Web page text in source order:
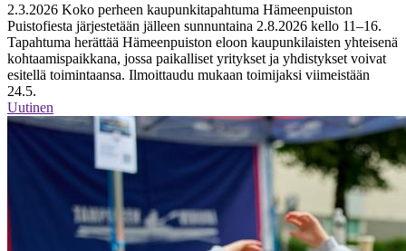
2.3.2026 Koko perheen kaupunkitapahtuma Hämeenpuiston
Puistofiesta järjestetään jälleen sunnuntaina 2.8.2026 kello 11–16.
Tapahtuma herättää Hämeenpuiston eloon kaupunkilaisten yhteisenä
kohtaamispaikkana, jossa paikalliset yritykset ja yhdistykset voivat
esitellä toimintaansa. Ilmoittaudu mukaan toimijaksi viimeistään
24.5.
Uutinen